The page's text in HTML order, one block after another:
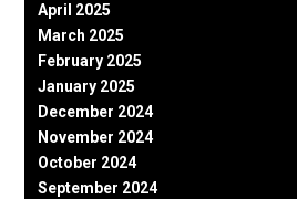
April 2025
March 2025
February 2025
January 2025
December 2024
November 2024
October 2024
September 2024